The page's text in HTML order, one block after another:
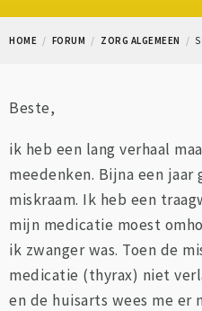
HOME FORUM ZORG ALGEMEEN
Beste,
ik heb een lang verhaal
meedenken. Bijna een
miskraam. Ik heb een
mijn medicatie moest
ik zwanger was. Toen de
medicatie (thyrax) niet
en de huisarts wees me er